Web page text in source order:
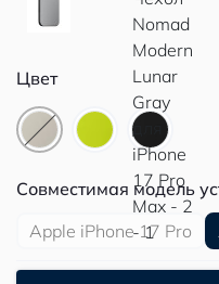
Цвет
Совместимая модель
Apple iPhone 17 Pro